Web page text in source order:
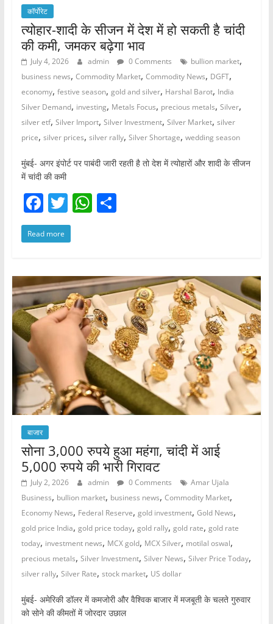
कॉर्पोरेट
त्योहार-शादी के सीजन में देश में हो सकती है चांदी
की कमी, जमकर बढ़ेगा भाव
July 4, 2026 admin 0 Comments bullion market,
business news, Commodity Market, Commodity News, DGFT,
economy, festive season, gold and silver, Harshal Barot, India
Silver Demand, investing, Metals Focus, precious metals, Silver,
silver etf, Silver Import, Silver Investment, Silver Market, silver
price, silver prices, silver rally, Silver Shortage, wedding season
मुंबई- अगर इंपोर्ट पर पाबंदी जारी रहती है तो देश में त्योहारों और शादी के सीजन
में चांदी की कमी
F
a
c
b
o
o
k
T
w
itt
W
A
p
p
S
Read more
बाजार
सोना 3,000 रुपये हुआ महंगा, चांदी में आई
5,000 रुपये की भारी गिरावट
July 2, 2026 admin 0 Comments
Amar Ujala
Business, bullion market, business news, Commodity Market,
Economy News, Federal Reserve, gold investment, Gold News,
gold price India, gold price today, gold rally, gold rate, gold rate
today, investment news, MCX gold, MCX Silver, motilal oswal,
precious metals, Silver Investment, Silver News, Silver Price Today,
silver rally, Silver Rate, stock market, US dollar
मुंबई- अमेरिकी डॉलर में कमजोरी और वैश्विक बाजार में मजबूती के चलते गुरुवार
को सोने की कीमतों में जोरदार उछाल